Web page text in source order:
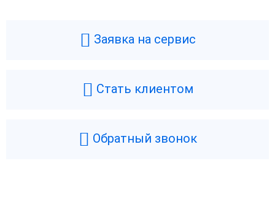
Заявка на сервис
Стать клиентом
Обратный звонок